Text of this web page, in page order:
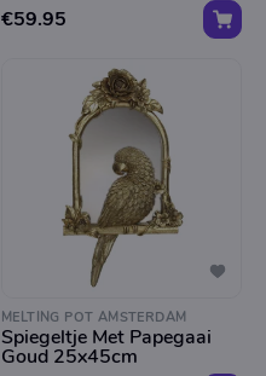
€59.95
MELTING POT AMSTERDAM
Spiegeltje Met Papegaai
Goud 25x45cm